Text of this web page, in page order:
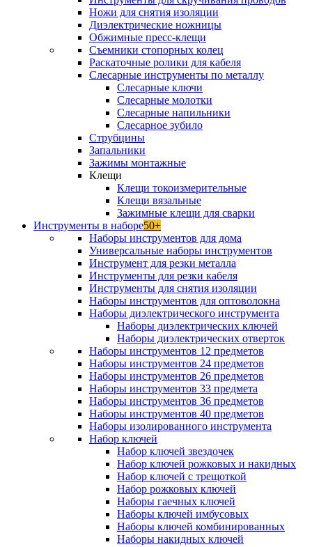
Ножи для снятия изоляции
Диэлектрические ножницы
Обжимные пресс-клещи
Съемники стопорных колец
Раскаточные ролики для кабеля
Слесарные инструменты по металлу
Слесарные ключи
Слесарные молотки
Слесарные напильники
Слесарное зубило
Струбцины
Запальники
Зажимы монтажные
Клещи
Клещи токоизмерительные
Клещи вязальные
Зажимные клещи для сварки
Инструменты в наборе50+
Наборы инструментов для дома
Универсальные наборы инструментов
Инструмент для резки металла
Инструменты для резки кабеля
Инструменты для снятия изоляции
Наборы инструментов для оптоволокна
Наборы диэлектрического инструмента
Наборы диэлектрических ключей
Наборы диэлектрических отверток
Наборы инструментов 12 предметов
Наборы инструментов 24 предметов
Наборы инструментов 26 предметов
Наборы инструментов 33 предмета
Наборы инструментов 36 предметов
Наборы инструментов 40 предметов
Наборы изолированного инструмента
Набор ключей
Набор ключей звездочек
Набор ключей рожковых и накидных
Набор ключей с трещоткой
Набор рожковых ключей
Наборы гаечных ключей
Наборы ключей имбусовых
Наборы ключей комбинированных
Наборы накидных ключей